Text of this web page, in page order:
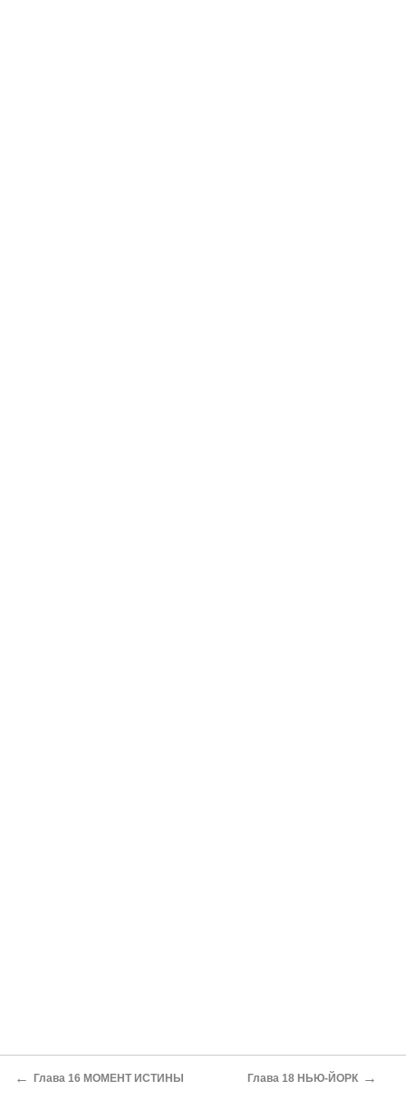
← Глава 16 МОМЕНТ ИСТИНЫ Глава 18 НЬЮ-ЙОРК →